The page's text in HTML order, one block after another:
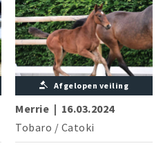
Afgelopen veiling
Merrie | 16.03.2024
Tobaro / Catoki